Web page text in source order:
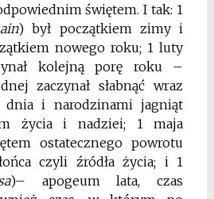
świętem. I tak: 1
) był początkiem zimy i
nowego roku; 1 luty
kolejną porę roku –
zaczynał słabnąć wraz
dnia i narodzinami jagniąt
życia i nadziei; 1 maja
ostatecznego powrotu
czyli źródła życia; i 1
)– apogeum lata, czas